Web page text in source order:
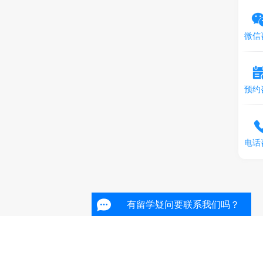
微信
预约
电话
有留学疑问要联系我们吗？
有留学疑问要联系我们吗？
有留学疑问要联系我们吗？